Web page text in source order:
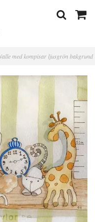
med kompisar ljusgrön bakgrund